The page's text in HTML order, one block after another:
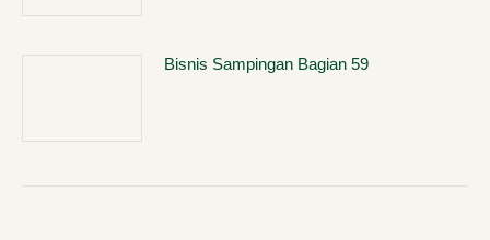
Bisnis Sampingan Bagian 59